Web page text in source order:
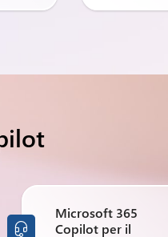

Microsoft 365
Copilot per il